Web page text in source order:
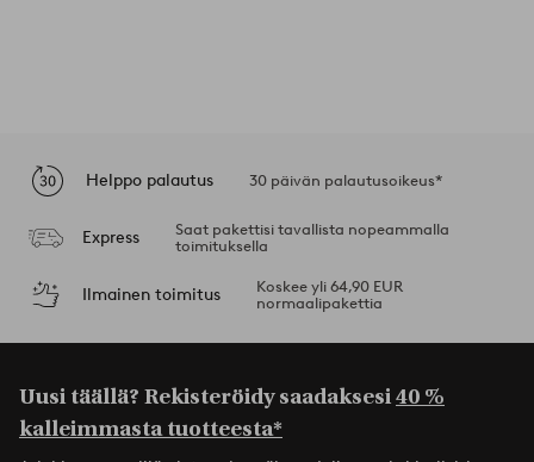
Helppo palautus 30 päivän palautusoikeus*
Express
Saat pakettisi tavallista nopeammalla
toimituksella
Ilmainen toimitus
Koskee yli 64,90 EUR
normaalipakettia
Uusi täällä? Rekisteröidy saadaksesi40 %
kalleimmasta tuotteesta*